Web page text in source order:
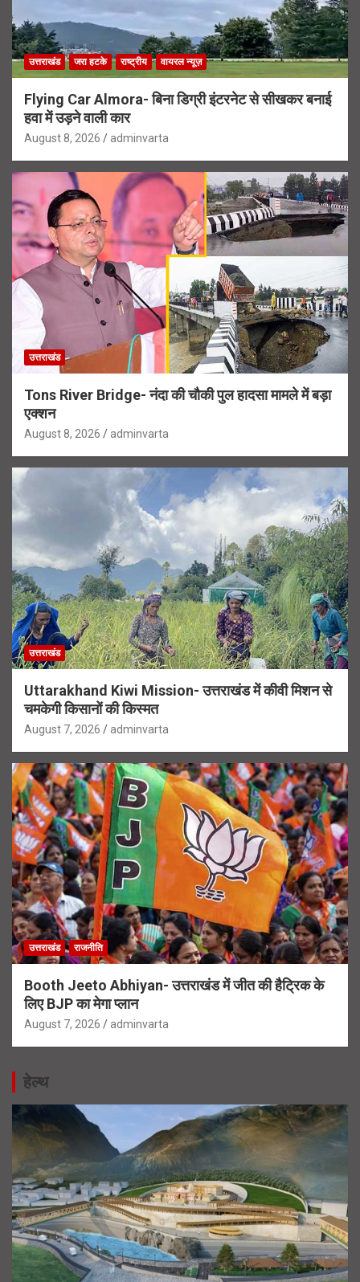
उत्तराखंड जरा हटके राष्ट्रीय वायरल न्यूज़
Flying Car Almora- बिना डिग्री इंटरनेट से सीखकर बनाई
हवा में उड़ने वाली कार
August 8, 2026 adminvarta
उत्तराखंड
Tons River Bridge- नंदा की चौकी पुल हादसा मामले में बड़ा
एक्शन
August 8, 2026 adminvarta
उत्तराखंड
Uttarakhand Kiwi Mission- उत्तराखंड में कीवी मिशन से
चमकेगी किसानों की किस्मत
August 7, 2026 adminvarta
उत्तराखंड राजनीति
Booth Jeeto Abhiyan- उत्तराखंड में जीत की हैट्रिक के
लिए BJP का मेगा प्लान
August 7, 2026 adminvarta
हेल्थ